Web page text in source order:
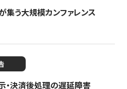
集う大規模カンファレンス
・決済後処理の遅延障害